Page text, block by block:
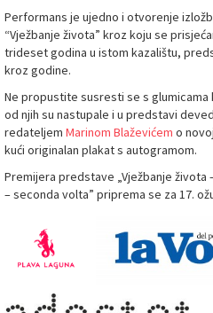
Performans je ujedno i otvorenje
“Vježbanje života” kroz koju se
trideset godina u istom kazalištu,
kroz godine.
Ne propustite susresti se s
od njih su nastupale i u predstavi
redateljem Marinom Blaževićem o
kući originalan plakat s autogramom.
Premijera predstave „Vježbanje
– seconda volta” priprema se za 17.